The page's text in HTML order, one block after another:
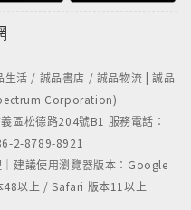
活 / 誠品書店 / 誠品物流 | 誠品
Corporation)
區松德路204號B1 服務電話：
2-8789-8921
建議使用瀏覽器版本：Google
以上 / Safari 版本11以上